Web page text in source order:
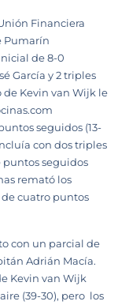
Financiera
Pumarín
de 8-0
García y 2 triples
de Kevin van Wijk le
seguidos (13-
con dos triples
seguidos
remató los
cuatro puntos
con un parcial de
Adrián Macía.
Kevin van Wijk
(39-30), pero los